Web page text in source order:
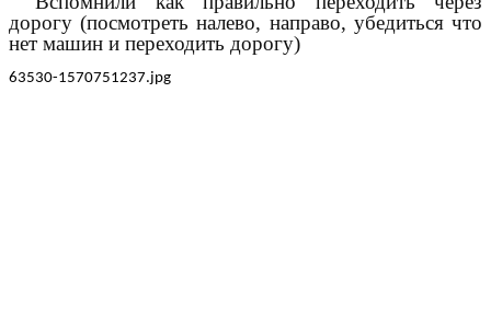
дорогу (посмотреть налево, направо, убедиться что
нет машин и переходить дорогу)